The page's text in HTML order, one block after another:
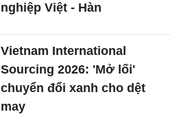
nghiệp Việt - Hàn
Vietnam International
Sourcing 2026: 'Mở lối'
chuyển đổi xanh cho dệt
may